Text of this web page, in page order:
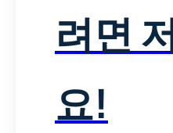
려면
요!